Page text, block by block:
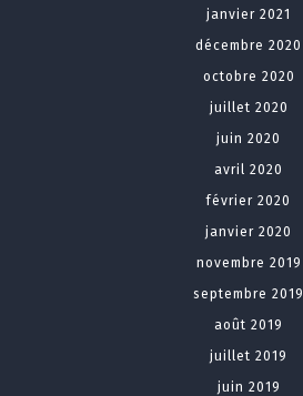
janvier 2021
décembre 2020
octobre 2020
juillet 2020
juin 2020
avril 2020
février 2020
janvier 2020
novembre 2019
septembre 2019
août 2019
juillet 2019
juin 2019